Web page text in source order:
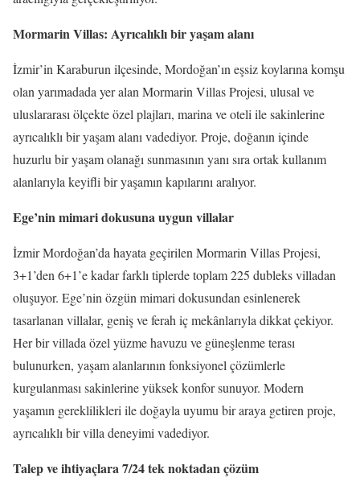
Mormarin Villas: Ayrıcalıklı bir yaşam alanı
İzmir’in Karaburun ilçesinde, Mordoğan’ın eşsiz koylarına komşu
olan yarımadada yer alan Mormarin Villas Projesi, ulusal ve
uluslararası ölçekte özel plajları, marina ve oteli ile sakinlerine
ayrıcalıklı bir yaşam alanı vadediyor. Proje, doğanın içinde
huzurlu bir yaşam olanağı sunmasının yanı sıra ortak kullanım
alanlarıyla keyifli bir yaşamın kapılarını aralıyor.
Ege’nin mimari dokusuna uygun villalar
İzmir Mordoğan’da hayata geçirilen Mormarin Villas Projesi,
3+1’den 6+1’e kadar farklı tiplerde toplam 225 dubleks villadan
oluşuyor. Ege’nin özgün mimari dokusundan esinlenerek
tasarlanan villalar, geniş ve ferah iç mekânlarıyla dikkat çekiyor.
Her bir villada özel yüzme havuzu ve güneşlenme terası
bulunurken, yaşam alanlarının fonksiyonel çözümlerle
kurgulanması sakinlerine yüksek konfor sunuyor. Modern
yaşamın gereklilikleri ile doğayla uyumu bir araya getiren proje,
ayrıcalıklı bir villa deneyimi vadediyor.
Talep ve ihtiyaçlara 7/24 tek noktadan çözüm